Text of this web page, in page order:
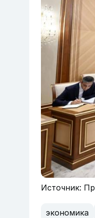
Источник:
экономика